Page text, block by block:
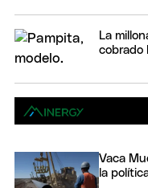
La
cobrado
Vaca
la